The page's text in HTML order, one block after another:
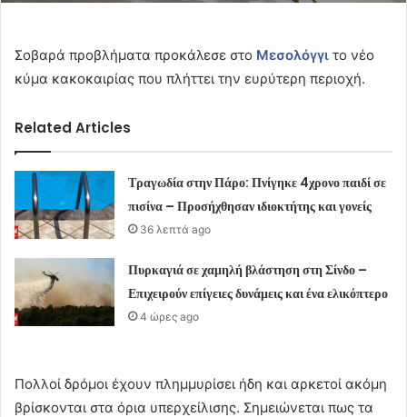
Σοβαρά προβλήματα προκάλεσε στο Μεσολόγγι το νέο
κύμα κακοκαιρίας που πλήττει την ευρύτερη περιοχή.
Related Articles
Τραγωδία στην Πάρο: Πνίγηκε 4χρονο παιδί σε
πισίνα – Προσήχθησαν ιδιοκτήτης και γονείς
36 λεπτά ago
Πυρκαγιά σε χαμηλή βλάστηση στη Σίνδο –
Επιχειρούν επίγειες δυνάμεις και ένα ελικόπτερο
4 ώρες ago
Πολλοί δρόμοι έχουν πλημμυρίσει ήδη και αρκετοί ακόμη
βρίσκονται στα όρια υπερχείλισης. Σημειώνεται πως τα